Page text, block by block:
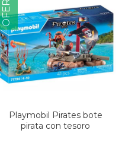
Playmobil Pirates bote
pirata con tesoro